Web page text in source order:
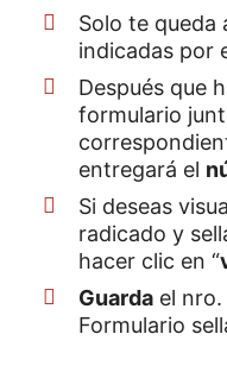
Solo te queda
indicadas por
Después que
formulario
entregará el
Si deseas
radicado y
hacer clic en “
Guarda el
Formulario